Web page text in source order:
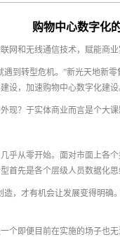
购物中心数字化
网和无线通信技术，赋能商
到转型危机。”新光天地新
设，加速购物中心数字化建设
现？于实体商业而言是个大课
乎从零开始。面对市面上各
首先是各个层级人员数据化
造，才有机会让发展变得明
个即便目前在实施的场子也